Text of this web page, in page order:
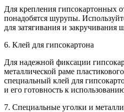
Для крепления гипсокартонных
понадобятся шурупы.
для затягивания и закручивания
6. Клей для гипсокартона
Для надежной фиксации
металлической раме
специальный клей для
и его готовность к
7. Специальные уголки и